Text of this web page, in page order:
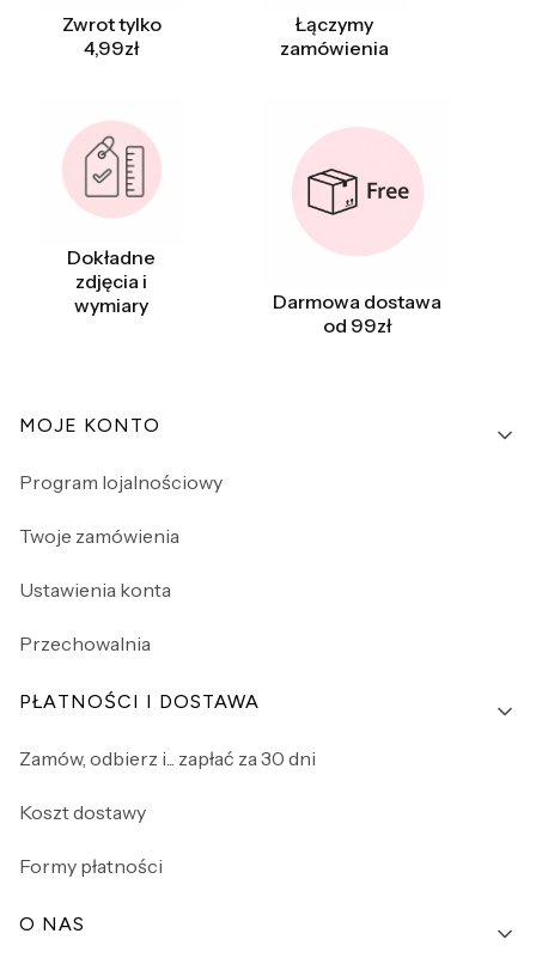
Zwrot tylko
4,99zł
Łączymy
zamówienia
Dokładne
zdjęcia i
wymiary
Darmowa dostawa
od 99zł
Linki w stopce
MOJE KONTO
Program lojalnościowy
Twoje zamówienia
Ustawienia konta
Przechowalnia
PŁATNOŚCI I DOSTAWA
Zamów, odbierz i... zapłać za 30 dni
Koszt dostawy
Formy płatności
O NAS